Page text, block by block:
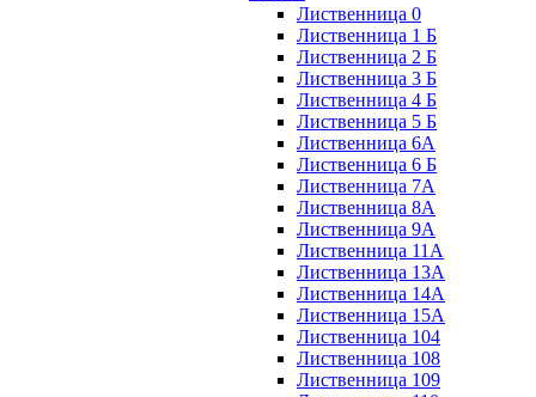
Лиственница 0
Лиственница 1 Б
Лиственница 2 Б
Лиственница 3 Б
Лиственница 4 Б
Лиственница 5 Б
Лиственница 6А
Лиственница 6 Б
Лиственница 7А
Лиственница 8А
Лиственница 9А
Лиственница 11А
Лиственница 13А
Лиственница 14А
Лиственница 15А
Лиственница 104
Лиственница 108
Лиственница 109